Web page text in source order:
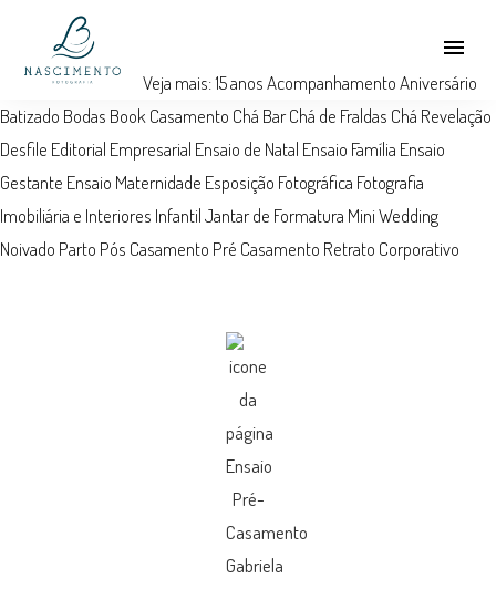
menu
Veja mais:15 anos AcompanhamentoAniversário
Batizado Bodas Book Casamento Chá BarChá de Fraldas Chá Revelação
Desfile Editorial Empresarial Ensaio de Natal Ensaio Família Ensaio
Gestante Ensaio Maternidade Esposição Fotográfica Fotografia
Imobiliária e Interiores InfantilJantar de Formatura Mini Wedding
Noivado Parto Pós Casamento Pré Casamento Retrato Corporativo